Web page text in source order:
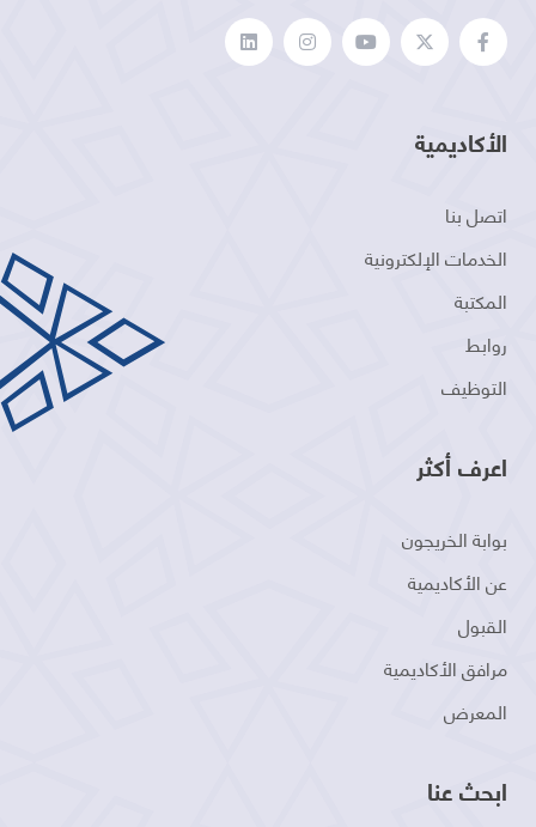
الأكاديمية
اتصل بنا
الخدمات الإلكترونية
المكتبة
روابط
التوظيف
اعرف أكثر
بوابة الخريجون
عن الأكاديمية
القبول
مرافق الأكاديمية
المعرض
ابحث عنا